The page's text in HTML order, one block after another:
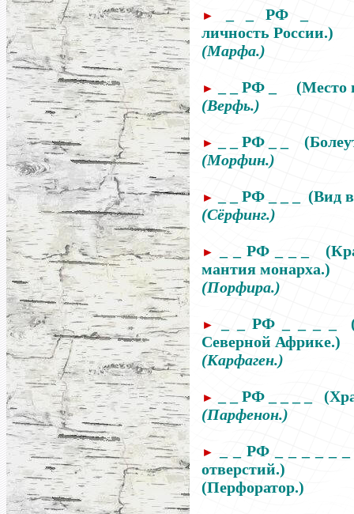
►
_ _ РФ _
личность России.)
(Марфа.)
► _ _ РФ _
(Место
(Верфь.)
► _ _ РФ _ _
(Морфин.)
► _ _ РФ _ _ _
(Вид
(Сёрфинг.)
► _ _ РФ _ _ _
мантия монарха.)
(Порфира.)
► _ _ РФ _ _ _ _
Северной Африке.)
(Карфаген.)
► _ _ РФ _ _ _ _
(Парфенон.)
►
_ _ РФ _ _ _ _ _
отверстий.)
(Перфоратор.)